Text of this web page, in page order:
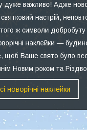
дуже важливо! Адже
настрій,
ж символи
наклейки —
щоб Ваше свято було
Новим роком та
новорічні наклейки